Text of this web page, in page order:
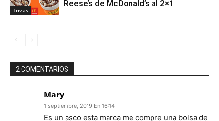
Trivias
Reese’s de McDonald’s al 2×1
2 COMENTARIOS
Mary
1 septiembre, 2019 En 16:14
Es un asco esta marca me compre una bolsa de